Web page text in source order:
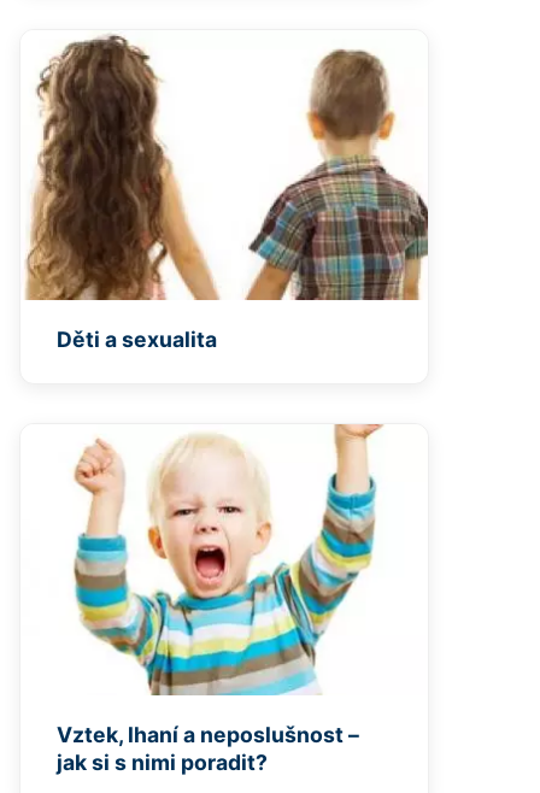
Děti a sexualita
Vztek, lhaní a neposlušnost –
jak si s nimi poradit?